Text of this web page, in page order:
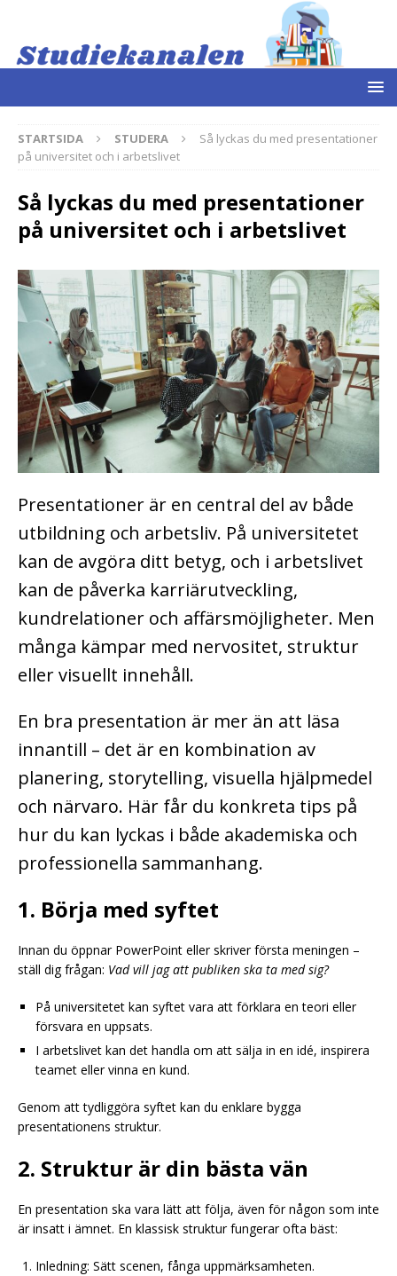
STARTSIDA STUDERA
Så lyckas du med presentationer
på universitet och i arbetslivet
Så lyckas du med presentationer
på universitet och i arbetslivet
Presentationer är en central del av både
utbildning och arbetsliv. På universitetet
kan de avgöra ditt betyg, och i arbetslivet
kan de påverka karriärutveckling,
kundrelationer och affärsmöjligheter. Men
många kämpar med nervositet, struktur
eller visuellt innehåll.
En bra presentation är mer än att läsa
innantill – det är en kombination av
planering, storytelling, visuella hjälpmedel
och närvaro. Här får du konkreta tips på
hur du kan lyckas i både akademiska och
professionella sammanhang.
1. Börja med syftet
Innan du öppnar PowerPoint eller skriver första meningen –
ställ dig frågan: Vad vill jag att publiken ska ta med sig?
På universitetet kan syftet vara att förklara en teori eller
försvara en uppsats.
I arbetslivet kan det handla om att sälja in en idé, inspirera
teamet eller vinna en kund.
Genom att tydliggöra syftet kan du enklare bygga
presentationens struktur.
2. Struktur är din bästa vän
En presentation ska vara lätt att följa, även för någon som inte
är insatt i ämnet. En klassisk struktur fungerar ofta bäst:
Inledning: Sätt scenen, fånga uppmärksamheten.